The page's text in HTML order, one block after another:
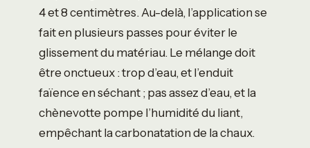
4 et 8 centimètres. Au-delà, l’application se
fait en plusieurs passes pour éviter le
glissement du matériau. Le mélange doit
être onctueux : trop d’eau, et l’enduit
faïence en séchant ; pas assez d’eau, et la
chènevotte pompe l’humidité du liant,
empêchant la carbonatation de la chaux.